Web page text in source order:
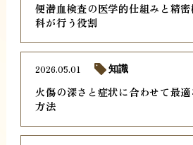
便潜血検査の医学的仕組みと精
科が行う役割
火傷の深さと症状に合わせて最
方法
2026.05.01 知識